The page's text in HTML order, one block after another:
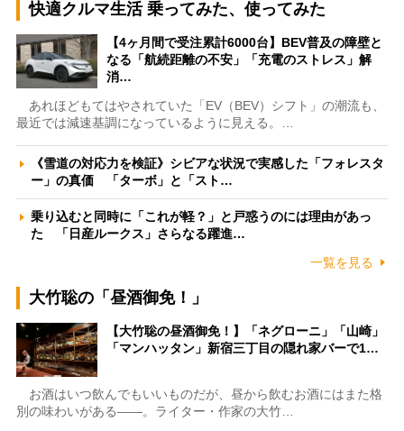
快適クルマ生活 乗ってみた、使ってみた
【4ヶ月間で受注累計6000台】BEV普及の障壁と
なる「航続距離の不安」「充電のストレス」解
消…
あれほどもてはやされていた「EV（BEV）シフト」の潮流も、
最近では減速基調になっているように見える。…
《雪道の対応力を検証》シビアな状況で実感した「フォレスタ
ー」の真価 「ターボ」と「スト…
乗り込むと同時に「これが軽？」と戸惑うのには理由があっ
た 「日産ルークス」さらなる躍進…
一覧を見る
大竹聡の「昼酒御免！」
【大竹聡の昼酒御免！】「ネグローニ」「山崎」
「マンハッタン」新宿三丁目の隠れ家バーで1…
お酒はいつ飲んでもいいものだが、昼から飲むお酒にはまた格
別の味わいがある――。ライター・作家の大竹…